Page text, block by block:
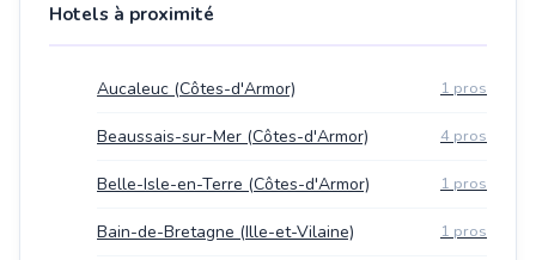
Hotels à proximité
Aucaleuc (Côtes-d'Armor) 1 pros
Beaussais-sur-Mer (Côtes-d'Armor) 4 pros
Belle-Isle-en-Terre (Côtes-d'Armor) 1 pros
Bain-de-Bretagne (Ille-et-Vilaine) 1 pros